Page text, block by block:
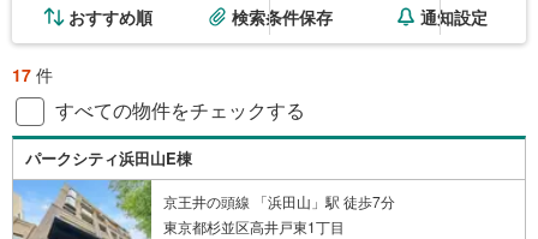
おすすめ順 検索条件保存 通知設定
17 件
すべての物件をチェックする
パークシティ浜田山E棟
京王井の頭線 「浜田山」駅 徒歩7分
東京都杉並区高井戸東1丁目